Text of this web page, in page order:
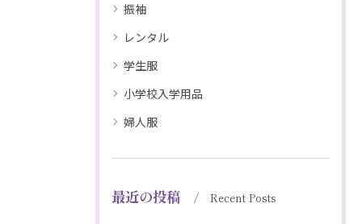
振袖
レンタル
学生服
小学校入学用品
婦人服
最近の投稿 Recent Posts